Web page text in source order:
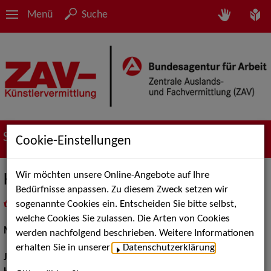
Menü Suche
Suche nach Künstler*innen
Katharina Martin
als PDF speichern
inMeine Merklistelegen
Musical:Darstellerin, Sängerin
Jahrgang:
Cookie-Einstellungen
Wir möchten unsere Online-Angebote auf Ihre
Bedürfnisse anpassen. Zu diesem Zweck setzen wir
sogenannte Cookies ein. Entscheiden Sie bitte selbst,
welche Cookies Sie zulassen. Die Arten von Cookies
werden nachfolgend beschrieben. Weitere Informationen
erhalten Sie in unserer
Datenschutzerklärung